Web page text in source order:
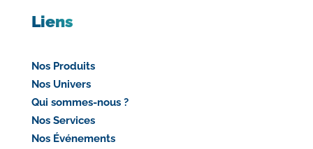
Liens
Nos Produits
Nos Univers
Qui sommes-nous ?
Nos Services
Nos Événements